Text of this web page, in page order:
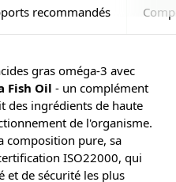
recommandés
gras oméga-3 avec
Fish Oil
- un complément
des ingrédients de haute
de l'organisme.
composition pure, sa
ISO22000, qui
et de sécurité les plus